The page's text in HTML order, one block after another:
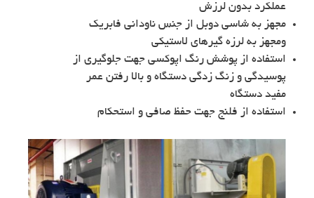
عملکرد بدون لرزش
مجهز به شاسی دوبل از جنس ناودانی فابریک
ومجهز به لرزه گیرهای لاستیکی
استفاده از پوشش رنگ اپوکسی جهت جلوگیری از
پوسیدگی و زنگ زدگی دستگاه و بالا رفتن عمر
مفید دستگاه
استفاده از فلنج جهت حفظ صافی و استحکام